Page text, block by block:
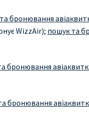
бронювання
WizzAir); пошук та
бронювання
бронювання